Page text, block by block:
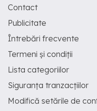
Contact
Publicitate
Întrebări frecvente
Termeni și condiții
Lista categoriilor
Siguranța tranzacțiilor
Modifică setările de